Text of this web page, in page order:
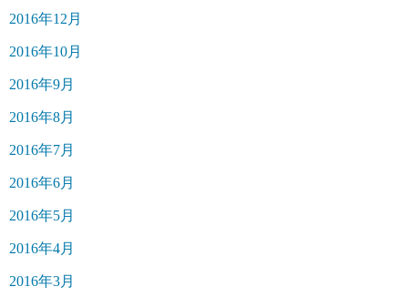
2016年12月
2016年10月
2016年9月
2016年8月
2016年7月
2016年6月
2016年5月
2016年4月
2016年3月